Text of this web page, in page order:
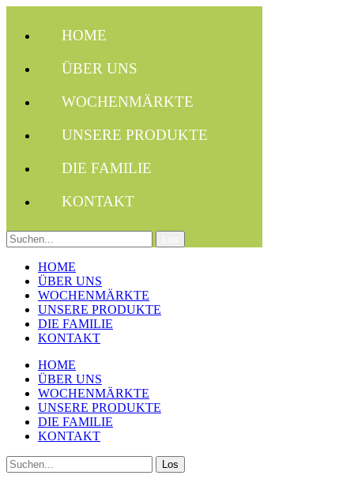
HOME
ÜBER UNS
WOCHENMÄRKTE
UNSERE PRODUKTE
DIE FAMILIE
KONTAKT
HOME
ÜBER UNS
WOCHENMÄRKTE
UNSERE PRODUKTE
DIE FAMILIE
KONTAKT
HOME
ÜBER UNS
WOCHENMÄRKTE
UNSERE PRODUKTE
DIE FAMILIE
KONTAKT
Suchen: